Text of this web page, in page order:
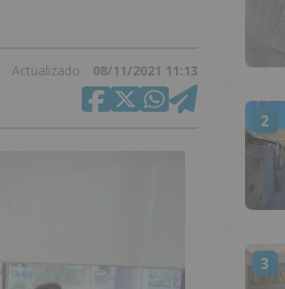
Actualizado 08/11/2021 11:13
2
3